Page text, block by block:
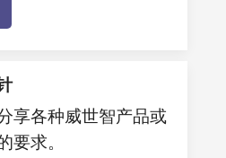
享各种威世智产品或
要求。